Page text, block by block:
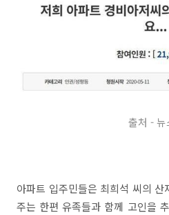
출처 - 뉴
아파트 입주민들은 최희석 씨의
주는 한편 유족들과 함께 고인을